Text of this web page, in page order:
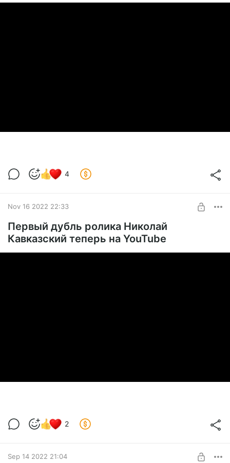
4
Nov 16 2022 22:33
Первый дубль ролика Николай
Кавказский теперь на YouTube
2
Sep 14 2022 21:04